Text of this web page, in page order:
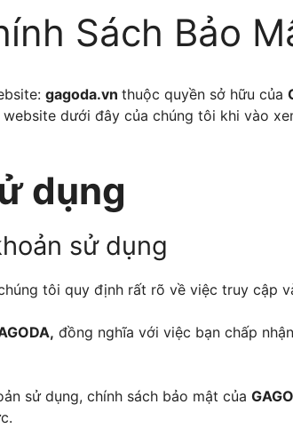
Sách Bảo
gagoda.vn thuộc quyền sở hữu của
dưới đây của chúng tôi khi vào
dụng
sử dụng
tôi quy định rất rõ về việc truy cập
, đồng nghĩa với việc bạn chấp
sử dụng, chính sách bảo mật của